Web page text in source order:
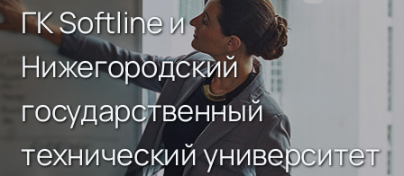
ГК Softline и
Нижегородский
государственный
технический университет